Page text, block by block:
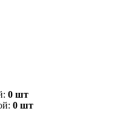
0 шт
0 шт